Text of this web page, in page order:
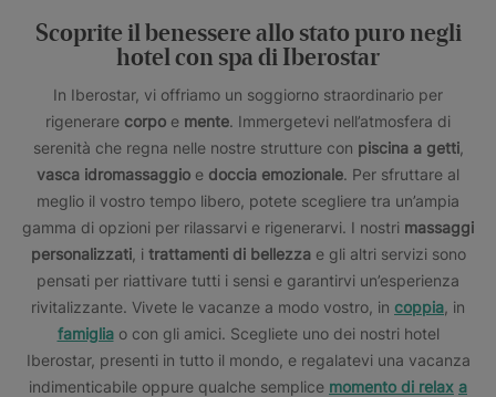
Scoprite il benessere allo stato puro negli
hotel con spa di Iberostar
In Iberostar, vi offriamo un soggiorno straordinario per
rigenerare corpo e mente. Immergetevi nell’atmosfera di
serenità che regna nelle nostre strutture con piscina a getti,
vasca idromassaggio e doccia emozionale. Per sfruttare al
meglio il vostro tempo libero, potete scegliere tra un’ampia
gamma di opzioni per rilassarvi e rigenerarvi. I nostri massaggi
personalizzati, i trattamenti di bellezzae gli altri servizi sono
pensati per riattivare tutti i sensi e garantirvi un’esperienza
rivitalizzante. Vivete le vacanze a modo vostro, in coppia , in
famigliao con gli amici. Scegliete uno dei nostri hotel
Iberostar, presenti in tutto il mondo, e regalatevi una vacanza
indimenticabile oppure qualche semplice momento di relax a